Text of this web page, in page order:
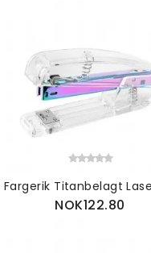
NOK122.80